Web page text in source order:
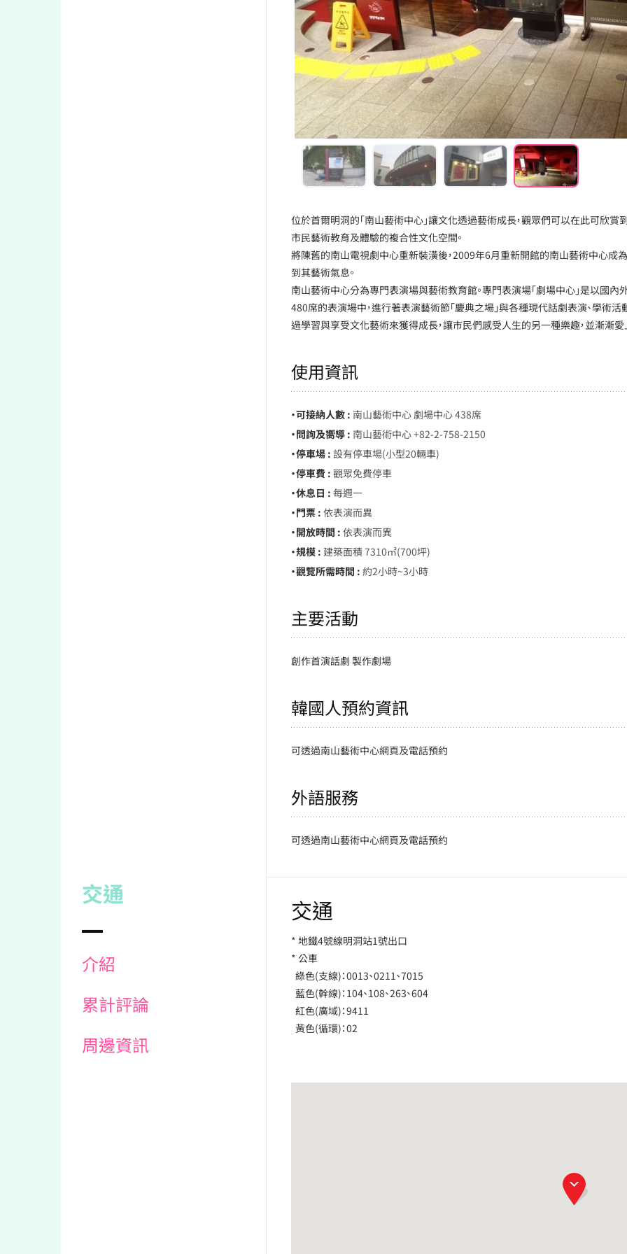
位於首爾明洞的「南山藝術中心」讓文化透過藝術成長，觀眾們可以在此可欣
市民藝術教育及體驗的複合性文化空間。
將陳舊的南山電視劇中心重新裝潢後，2009年6月重新開館的南山藝術中心成
到其藝術氣息。
南山藝術中心分為專門表演場與藝術教育館。專門表演場「劇場中心」是以國
480席的表演場中，進行著表演藝術節「慶典之場」與各種現代話劇表演、學術活
過學習與享受文化藝術來獲得成長，讓市民們感受人生的另一種樂趣，並漸漸愛
使用資訊
・可接納人數 : 南山藝術中心 劇場中心 438席
・問詢及嚮導 : 南山藝術中心 +82-2-758-2150
・停車場 : 設有停車場(小型20輛車)
・停車費 : 觀眾免費停車
・休息日 : 每週一
・門票 : 依表演而異
・開放時間 : 依表演而異
・規模 : 建築面積 7310㎡(700坪)
・觀覽所需時間 : 約2小時~3小時
主要活動
創作首演話劇 製作劇場
韓國人預約資訊
可透過南山藝術中心網頁及電話預約
外語服務
可透過南山藝術中心網頁及電話預約
交通
介紹
累計評論
周邊資訊
交通
* 地鐵4號線明洞站1號出口
* 公車
綠色(支線)：0013、0211、7015
藍色(幹線)：104、108、263、604
紅色(廣域)：9411
黃色(循環)：02